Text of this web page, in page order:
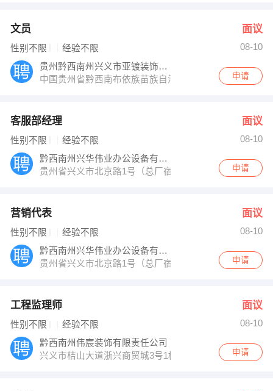
文员 面议
性别不限 经验不限
08-10
贵州黔西南州兴义市亚镀装饰工程有限公司
中国贵州省黔西南布依族苗族自治州兴义市大商汇4号楼
申请
客服部经理 面议
性别不限 经验不限
08-10
黔西南州兴华伟业办公设备有限责任公司
贵州省兴义市北京路1号（总厂宿舍大门旁）
申请
营销代表 面议
性别不限 经验不限
08-10
黔西南州兴华伟业办公设备有限责任公司
贵州省兴义市北京路1号（总厂宿舍大门旁）
申请
工程监理师 面议
性别不限 经验不限
08-10
黔西南州伟宸装饰有限责任公司
兴义市桔山大道浙兴商贸城3号1栋伟宸装饰
申请